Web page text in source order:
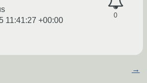
0
11:41:27 +00:00
→